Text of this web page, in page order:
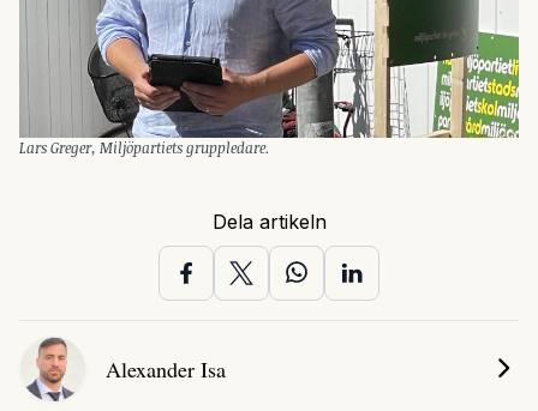
Lars Greger, Miljöpartiets gruppledare.
Dela artikeln
Alexander Isa